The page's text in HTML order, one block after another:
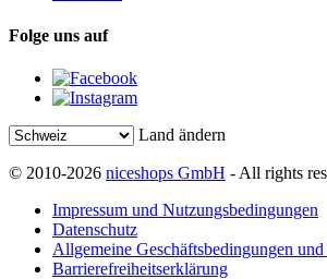
Folge uns auf
Land ändern
© 2010-2026 niceshops GmbH - All rights
Impressum und Nutzungsbedingungen
Datenschutz
Allgemeine Geschäftsbedingungen
Barrierefreiheitserklärung